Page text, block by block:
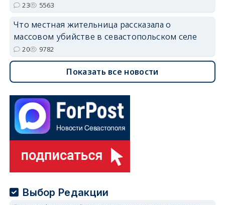
23 5563
Что местная жительница рассказала о
массовом убийстве в севастопольском селе
20 9782
Показать все новости
Выбор Редакции